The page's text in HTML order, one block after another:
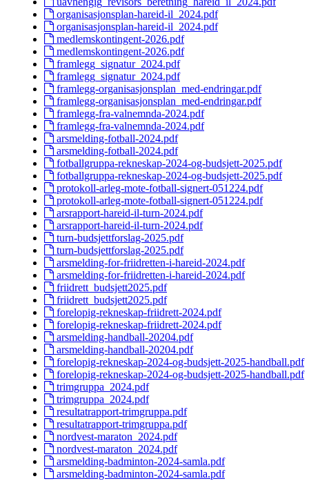
organisasjonsplan-hareid-il_2024.pdf
organisasjonsplan-hareid-il_2024.pdf
medlemskontingent-2026.pdf
medlemskontingent-2026.pdf
framlegg_signatur_2024.pdf
framlegg_signatur_2024.pdf
framlegg-organisasjonsplan_med-endringar.pdf
framlegg-organisasjonsplan_med-endringar.pdf
framlegg-fra-valnemnda-2024.pdf
framlegg-fra-valnemnda-2024.pdf
arsmelding-fotball-2024.pdf
arsmelding-fotball-2024.pdf
fotballgruppa-rekneskap-2024-og-budsjett-2025.pdf
fotballgruppa-rekneskap-2024-og-budsjett-2025.pdf
protokoll-arleg-mote-fotball-signert-051224.pdf
protokoll-arleg-mote-fotball-signert-051224.pdf
arsrapport-hareid-il-turn-2024.pdf
arsrapport-hareid-il-turn-2024.pdf
turn-budsjettforslag-2025.pdf
turn-budsjettforslag-2025.pdf
arsmelding-for-friidretten-i-hareid-2024.pdf
arsmelding-for-friidretten-i-hareid-2024.pdf
friidrett_budsjett2025.pdf
friidrett_budsjett2025.pdf
forelopig-rekneskap-friidrett-2024.pdf
forelopig-rekneskap-friidrett-2024.pdf
arsmelding-handball-20204.pdf
arsmelding-handball-20204.pdf
forelopig-rekneskap-2024-og-budsjett-2025-handball.pdf
forelopig-rekneskap-2024-og-budsjett-2025-handball.pdf
trimgruppa_2024.pdf
trimgruppa_2024.pdf
resultatrapport-trimgruppa.pdf
resultatrapport-trimgruppa.pdf
nordvest-maraton_2024.pdf
nordvest-maraton_2024.pdf
arsmelding-badminton-2024-samla.pdf
arsmelding-badminton-2024-samla.pdf